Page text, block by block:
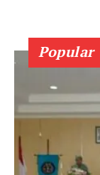
Popular